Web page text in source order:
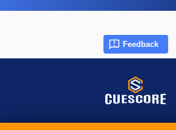
Feedback